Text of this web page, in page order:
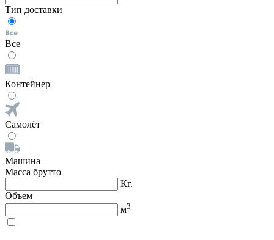
Тип доставки
Все
Контейнер
Самолёт
Машина
Масса брутто
Кг.
Объем
м3